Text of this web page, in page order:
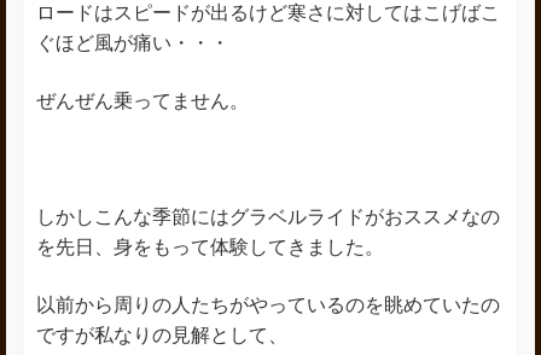
ロードはスピードが出るけど寒さに対してはこげばこ
ぐほど風が痛い・・・
ぜんぜん乗ってません。
しかしこんな季節にはグラベルライドがおススメなの
を先日、身をもって体験してきました。
以前から周りの人たちがやっているのを眺めていたの
ですが私なりの見解として、